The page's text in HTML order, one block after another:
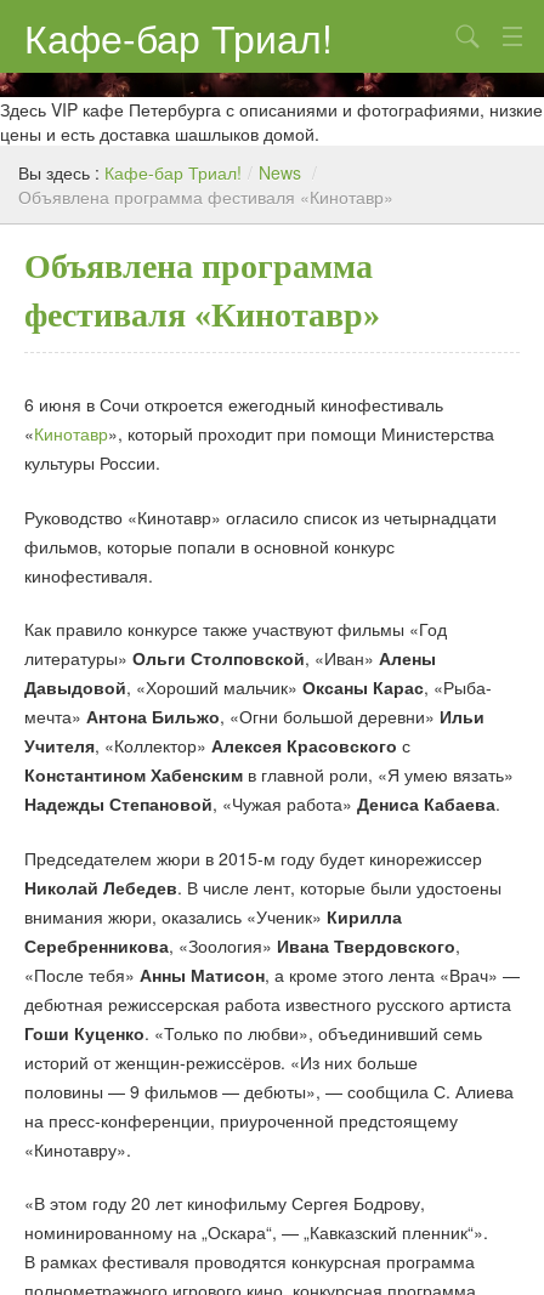
Кафе-бар Триал!
О нас
Меню
Контакты
Поиск
Здесь VIP кафе Петербурга с описаниями и фотографиями, низкие
цены и есть доставка шашлыков домой.
Вы здесь : Кафе-бар Триал! / News /
Объявлена программа фестиваля «Кинотавр»
Объявлена программа
фестиваля «Кинотавр»
6 июня в Сочи откроется ежегодный кинофестиваль
«Кинотавр», который проходит при помощи Министерства
культуры России.
Руководство «Кинотавр» огласило список из четырнадцати
фильмов, которые попали в основной конкурс
кинофестиваля.
Как правило конкурсе также участвуют фильмы «Год
литературы» Ольги Столповской, «Иван» Алены
Давыдовой, «Хороший мальчик» Оксаны Карас, «Рыба-
мечта» Антона Бильжо, «Огни большой деревни» Ильи
Учителя, «Коллектор» Алексея Красовского с
Константином Хабенским в главной роли, «Я умею вязать»
Надежды Степановой, «Чужая работа» Дениса Кабаева.
Председателем жюри в 2015-м году будет кинорежиссер
Николай Лебедев. В числе лент, которые были удостоены
внимания жюри, оказались «Ученик» Кирилла
Серебренникова, «Зоология» Ивана Твердовского,
«После тебя» Анны Матисон, а кроме этого лента «Врач» —
дебютная режиссерская работа известного русского артиста
Гоши Куценко. «Только по любви», объединивший семь
историй от женщин-режиссёров. «Из них больше
половины — 9 фильмов — дебюты», — сообщила С. Алиева
на пресс-конференции, приуроченной предстоящему
«Кинотавру».
«В этом году 20 лет кинофильму Сергея Бодрову,
номинированному на „Оскара“, — „Кавказский пленник“».
В рамках фестиваля проводятся конкурсная программа